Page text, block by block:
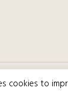
cookies to